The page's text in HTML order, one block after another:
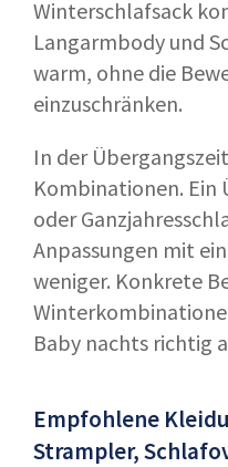
Winterschlafsack
Langarmbody und
warm, ohne die
einzuschränken.
In der
Kombinationen. Ein
oder
Anpassungen mit
weniger. Konkrete
Baby nachts richtig
Empfohlene
Strampler,